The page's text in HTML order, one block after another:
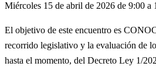
Miércoles 15 de abril de 2026 de 9:00 a
El objetivo de este encuentro es
recorrido legislativo y la evaluación de
hasta el momento, del Decreto Ley 1/